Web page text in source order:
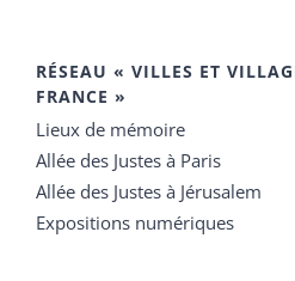
RÉSEAU « VILLES ET
FRANCE »
Lieux de mémoire
Allée des Justes à Paris
Allée des Justes à Jérusalem
Expositions numériques